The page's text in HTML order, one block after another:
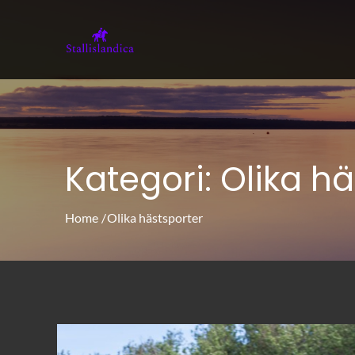
stallislandica.se – Lär dig mer om
Kategori: Olika
Home Olika hästsporter